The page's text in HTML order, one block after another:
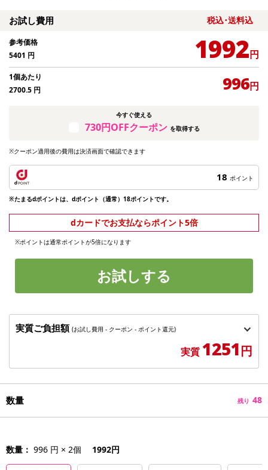
お試し費用 税込･送料込
参考価格
5401 円 1992円
1個あたり
2700.5 円 996円
今すぐ使える
730円OFFクーポン を取得する
※クーポン適用後の費用は決済画面で確認できます
18 ポイント
※たまるdポイントは、dポイント（通常）18ポイントです。
dカードでお支払ならポイント5倍
※ポイントは通常ポイントが5倍になります
お試しする
実質ご負担額 (お試し費用 - クーポン - ポイント還元)
実質 1251円
数量 残り 48
数量： 996 円 × 2個 1992円